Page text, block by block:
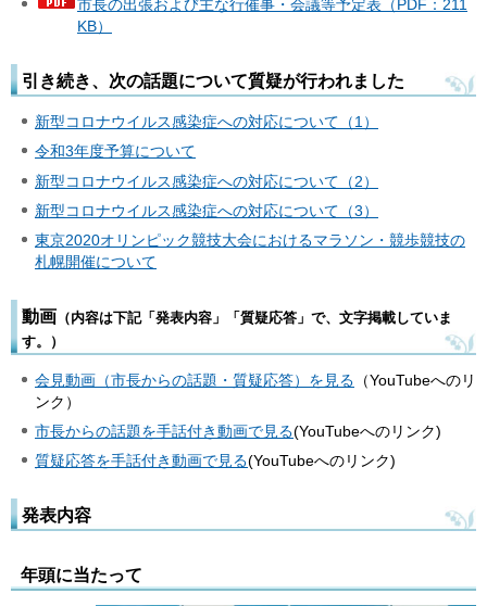
市長の出張および主な行催事・会議等予定表（PDF：211
KB）
引き続き、次の話題について質疑が行われました
新型コロナウイルス感染症への対応について（1）
令和3年度予算について
新型コロナウイルス感染症への対応について（2）
新型コロナウイルス感染症への対応について（3）
東京2020オリンピック競技大会におけるマラソン・競歩競技の
札幌開催について
動画 （内容は下記「発表内容」「質疑応答」で、文字掲載していま
す。）
会見動画（市長からの話題・質疑応答）を見る （YouTubeへのリ
ンク）
市長からの話題を手話付き動画で見る(YouTubeへのリンク)
質疑応答を手話付き動画で見る(YouTubeへのリンク)
発表内容
年頭に当たって